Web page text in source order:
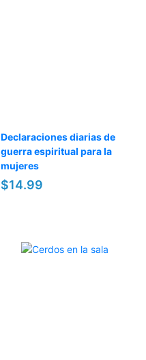
Declaraciones diarias de
guerra espiritual para la
mujeres
$14.99